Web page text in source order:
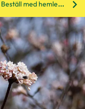
Beställ med hemleverans!